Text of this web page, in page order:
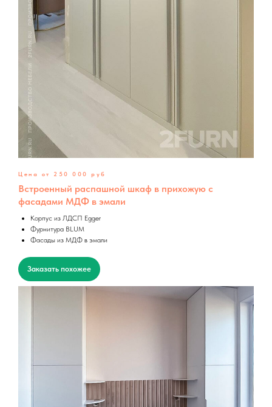
Цена от 250 000 руб
Встроенный распашной шкаф в прихожую с
фасадами МДФ в эмали
Корпус из ЛДСП Egger
Фурнитура BLUM
Фасады из МДФ в эмали
Заказать похожее